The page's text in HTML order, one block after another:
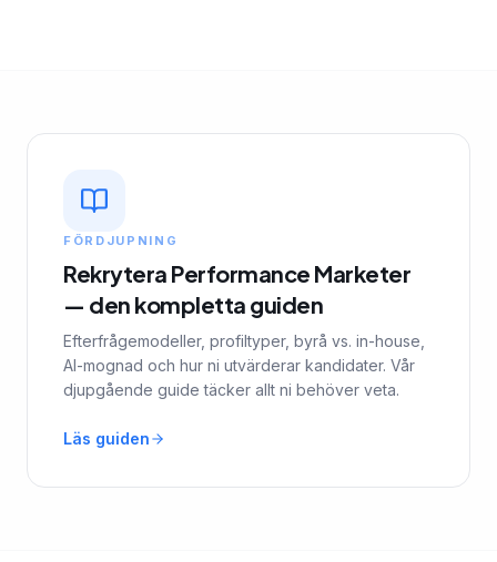
FÖRDJUPNING
Rekrytera Performance Marketer
— den kompletta guiden
Efterfrågemodeller, profiltyper, byrå vs. in-house,
AI-mognad och hur ni utvärderar kandidater. Vår
djupgående guide täcker allt ni behöver veta.
Läs guiden